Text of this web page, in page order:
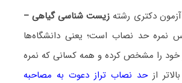
دکتری رشته زیست ‌شناسی گیاهی –
نمره حد نصاب است؛ یعنی دانشگاه‌ها
خود را مشخص کرده و همه کسانی که نمره
ازحد نصاب تراز دعوت به مصاحبه